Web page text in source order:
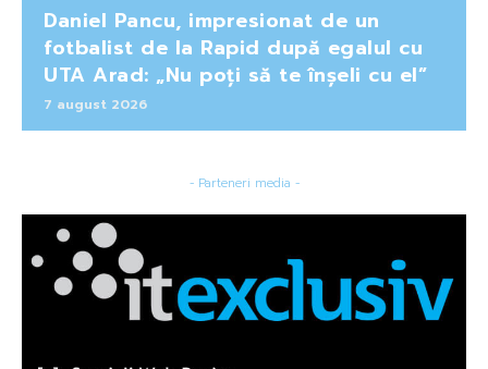
Daniel Pancu, impresionat de un
fotbalist de la Rapid după egalul cu
UTA Arad: „Nu poți să te înșeli cu el”
7 august 2026
- Parteneri media -